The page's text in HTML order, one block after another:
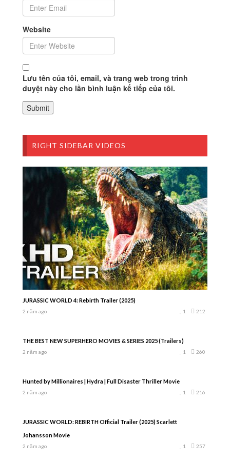
Website
Lưu tên của tôi, email, và trang web trong trình
duyệt này cho lần bình luận kế tiếp của tôi.
RIGHT SIDEBAR VIDEOS
JURASSIC WORLD 4: Rebirth Trailer (2025)
2 năm ago 212
1
THE BEST NEW SUPERHERO MOVIES & SERIES 2025 (Trailers)
2 năm ago 260
1
Hunted by Millionaires | Hydra | Full Disaster Thriller Movie
2 năm ago 216
1
JURASSIC WORLD: REBIRTH Official Trailer (2025) Scarlett
Johansson Movie
2 năm ago 257
1